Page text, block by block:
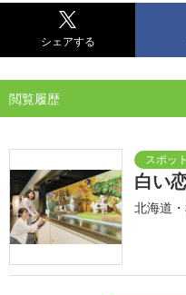
シェアする
閲覧履歴
白い
北海道